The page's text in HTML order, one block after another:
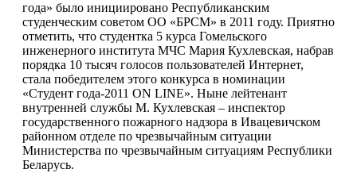
года» было инициировано Республиканским
студенческим советом ОО «БРСМ» в 2011 году. Приятно
отметить, что студентка 5 курса Гомельского
инженерного института МЧС Мария Кухлевская, набрав
порядка 10 тысяч голосов пользователей Интернет,
стала победителем этого конкурса в номинации
«Студент года-2011 ON LINE». Ныне лейтенант
внутренней службы М. Кухлевская – инспектор
государственного пожарного надзора в Ивацевичском
районном отделе по чрезвычайным ситуации
Министерства по чрезвычайным ситуациям Республики
Беларусь.